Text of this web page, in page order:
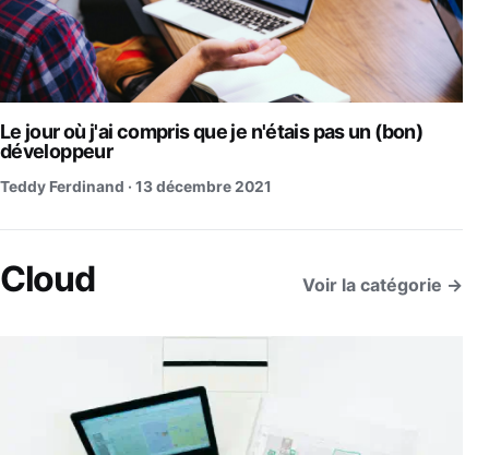
Le jour où j'ai compris que je n'étais pas un (bon)
développeur
Teddy Ferdinand · 13 décembre 2021
Cloud Voir la catégorie →